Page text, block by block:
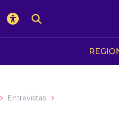
Entrevistas